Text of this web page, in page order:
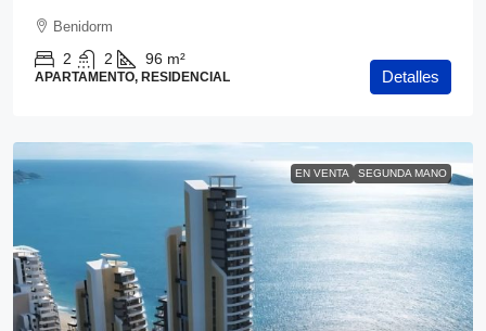
Benidorm
2 2 96 m²
APARTAMENTO, RESIDENCIAL Detalles
EN VENTA SEGUNDA MANO